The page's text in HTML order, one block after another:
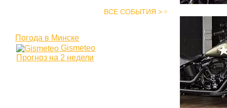
ВСЕ СОБЫТИЯ >
Погода в Минске
Gismeteo
Прогноз на 2 недели